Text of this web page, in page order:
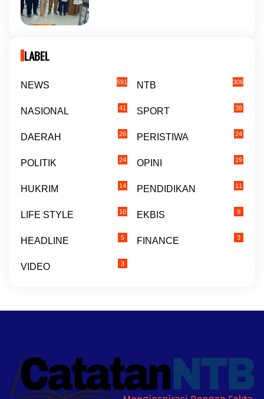
LABEL
NEWS 591 NTB 306
NASIONAL 41 SPORT 38
DAERAH 26 PERISTIWA 24
POLITIK 24 OPINI 19
HUKRIM 14 PENDIDIKAN 11
LIFE STYLE 10 EKBIS 9
HEADLINE 5 FINANCE 3
VIDEO 3